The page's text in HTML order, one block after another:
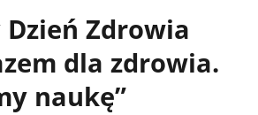
Zdrowia
dla zdrowia.
naukę”